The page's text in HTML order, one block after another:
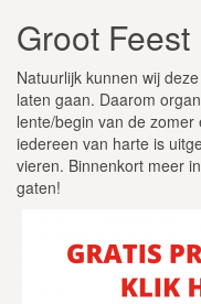
Groot Feest
Natuurlijk kunnen wij
laten gaan. Daarom
lente/begin van de
iedereen van harte is
vieren. Binnenkort meer
gaten!